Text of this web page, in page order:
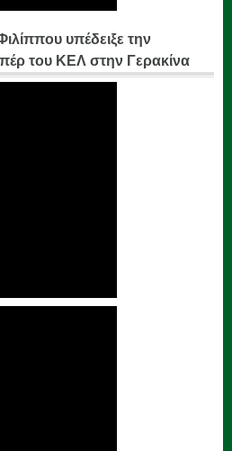
υπέδειξε την
του ΚΕΛ στην Γερακίνα